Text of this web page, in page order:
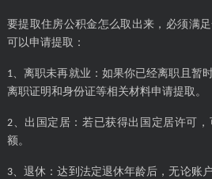
要提取住房公积金怎么取出来，必须满
可以申请提取：
1 、离职未再就业：如果你已经离职且暂
离职证明和身份证等相关材料申请提取。
2、出国定居：若已获得出国定居许可
额。
3、退休：达到法定退休年龄后，无论账